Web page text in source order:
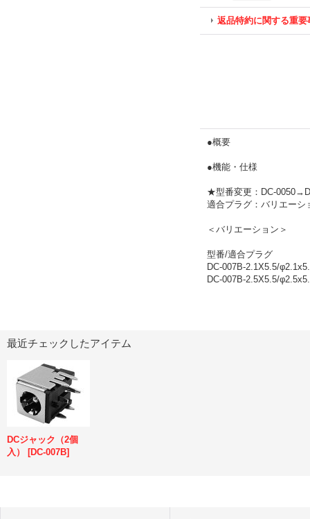
返品特約に関する重要
●概要
●機能・仕様
★型番変更：DC-
適合プラグ：バリエーシ
＜バリエーション＞
型番/適合プラグ
DC-007B-2.1X5.5/
DC-007B-2.5X5.5/
最近チェックしたアイテム
DCジャック（2個
入）
[DC-007B]